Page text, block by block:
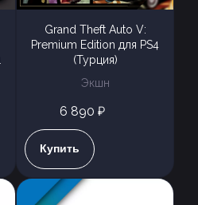
Grand Theft Auto V:
Premium Edition для PS4
(Турция)
Экшн
6 890 ₽
Купить